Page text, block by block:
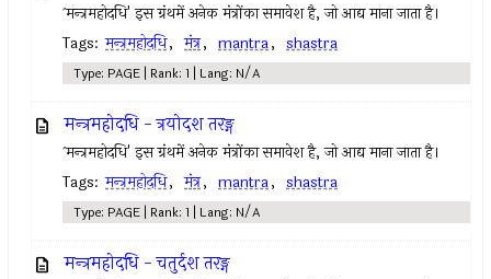
`मन्त्रमहोदधि' इस ग्रंथमें अनेक मंत्रोंका समावेश है, जो आद्य माना जाता है।
Tags: मन्त्रमहोदधि, मंत्र, mantra, shastra
Type: PAGE | Rank: 1 | Lang: N/A
मन्त्रमहोदधि - त्रयोदश तरङ्ग
`मन्त्रमहोदधि' इस ग्रंथमें अनेक मंत्रोंका समावेश है, जो आद्य माना जाता है।
Tags: मन्त्रमहोदधि, मंत्र, mantra, shastra
Type: PAGE | Rank: 1 | Lang: N/A
मन्त्रमहोदधि - चतुर्दश तरङ्ग